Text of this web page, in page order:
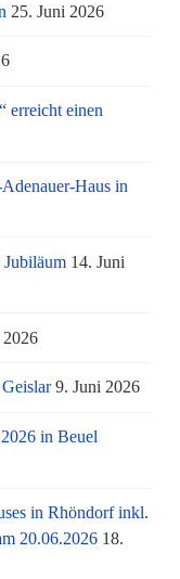
25. Juni 2026
erreicht einen
Haus in
Jubiläum 14. Juni
2026
9. Juni 2026
in Beuel
in Rhöndorf inkl.
20.06.2026 18.